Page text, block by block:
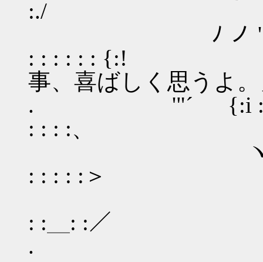
:./
ﾉ ノ
: : : : : : {:! 君
事、喜ばしく思うよ
. '"´ {:i :
: : : :、
ヽ､:ﾊ.
: : : : :＞
: :＿: :／
. ｀ ､ : : :